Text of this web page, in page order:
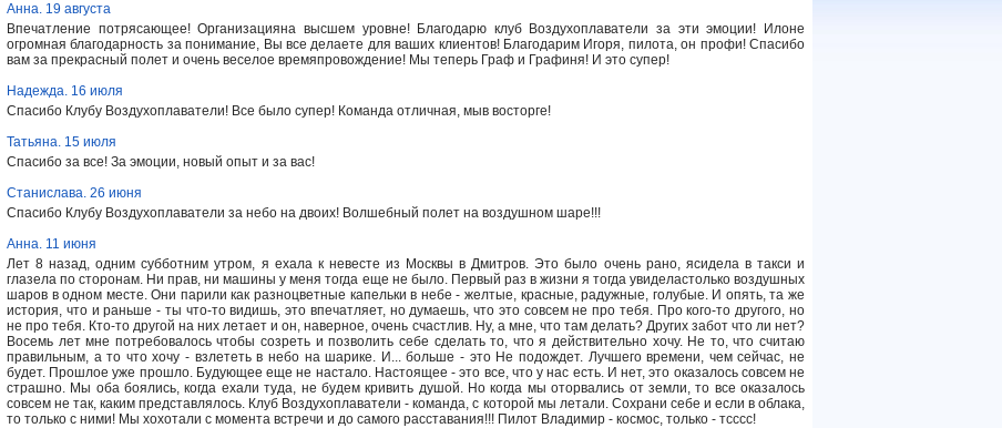
Анна. 19 августа
Впечатление потрясающее! Организацияна высшем уровне! Благодарю клуб Воздухоплаватели за эти эмоции! Илоне
огромная благодарность за понимание, Вы все делаете для ваших клиентов! Благодарим Игоря, пилота, он профи! Спасибо
вам за прекрасный полет и очень веселое времяпровождение! Мы теперь Граф и Графиня! И это супер!
Надежда. 16 июля
Спасибо Клубу Воздухоплаватели! Все было супер! Команда отличная, мыв восторге!
Татьяна. 15 июля
Спасибо за все! За эмоции, новый опыт и за вас!
Станислава. 26 июня
Спасибо Клубу Воздухоплаватели за небо на двоих! Волшебный полет на воздушном шаре!!!
Анна. 11 июня
Лет 8 назад, одним субботним утром, я ехала к невесте из Москвы в Дмитров. Это было очень рано, ясидела в такси и
глазела по сторонам. Ни прав, ни машины у меня тогда еще не было. Первый раз в жизни я тогда увиделастолько воздушных
шаров в одном месте. Они парили как разноцветные капельки в небе - желтые, красные, радужные, голубые. И опять, та же
история, что и раньше - ты что-то видишь, это впечатляет, но думаешь, что это совсем не про тебя. Про кого-то другого, но
не про тебя. Кто-то другой на них летает и он, наверное, очень счастлив. Ну, а мне, что там делать? Других забот что ли нет?
Восемь лет мне потребовалось чтобы созреть и позволить себе сделать то, что я действительно хочу. Не то, что считаю
правильным, а то что хочу - взлететь в небо на шарике. И... больше - это Не подождет. Лучшего времени, чем сейчас, не
будет. Прошлое уже прошло. Будующее еще не настало. Настоящее - это все, что у нас есть. И нет, это оказалось совсем не
страшно. Мы оба боялись, когда ехали туда, не будем кривить душой. Но когда мы оторвались от земли, то все оказалось
совсем не так, каким представлялось. Клуб Воздухоплаватели - команда, с которой мы летали. Сохрани себе и если в облака,
то только с ними! Мы хохотали с момента встречи и до самого расставания!!! Пилот Владимир - космос, только - тсссс!